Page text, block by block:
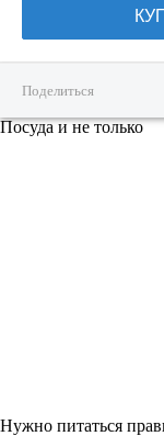
Поделиться
Посуда и не только
Нужно питаться